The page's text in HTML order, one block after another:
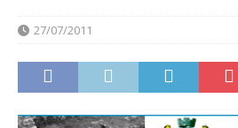
27/07/2011